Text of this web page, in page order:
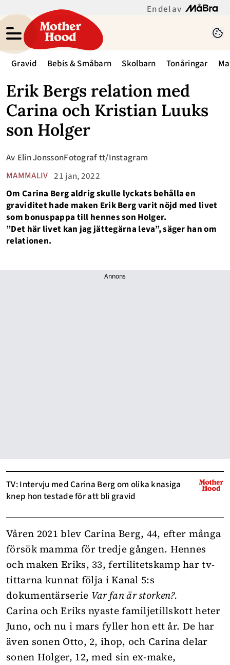
En del av
Gravid Bebis & Småbarn Skolbarn Tonåringar
Erik Bergs relation med
Carina och Kristian Luuks
son Holger
MAMMALIV 21 jan, 2022
Av Elin JonssonFotograftt/Instagram
Om Carina Berg aldrig skulle lyckats behålla en
graviditet hade maken Erik Berg varit nöjd med livet
som bonuspappa till hennes son Holger.
”Det här livet kan jag jättegärna leva”, säger han om
relationen.
Annons
TV: Intervju med Carina Berg om olika knasiga
knep hon testade för att bli gravid
Våren 2021 blev Carina Berg, 44, efter många
försök mamma för tredje gången. Hennes
och maken Eriks, 33, fertilitetskamp har tv-
tittarna kunnat följa i Kanal 5:s
dokumentärserie Var fan är storken?.
Carina och Eriks nyaste familjetillskott heter
Juno, och nu i mars fyller hon ett år. De har
även sonen Otto, 2, ihop, och Carina delar
sonen Holger, 12, med sin ex-make,